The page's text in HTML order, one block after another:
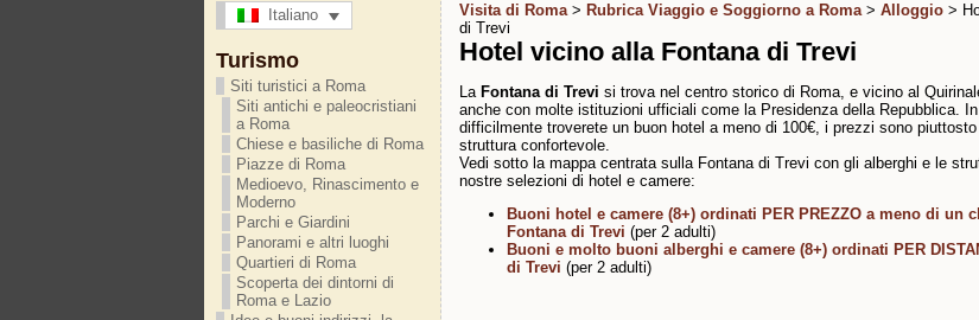
Italiano
Turismo
Siti turistici a Roma
Siti antichi e paleocristiani
a Roma
Chiese e basiliche di Roma
Piazze di Roma
Medioevo, Rinascimento e
Moderno
Parchi e Giardini
Panorami e altri luoghi
Quartieri di Roma
Scoperta dei dintorni di
Roma e Lazio
Visita di Roma> Rubrica Viaggio e Soggiorno a Roma> Alloggio >
di Trevi
Hotel vicino alla Fontana di Trevi
La Fontana di Trevi si trova nel centro storico di Roma, e vicino al
anche con molte istituzioni ufficiali come la Presidenza della Repubblica.
difficilmente troverete un buon hotel a meno di 100€, i prezzi sono
struttura confortevole.
Vedi sotto la mappa centrata sulla Fontana di Trevi con gli alberghi e le
nostre selezioni di hotel e camere:
Buoni hotel e camere (8+) ordinati PER PREZZO a meno di un
Fontana di Trevi (per 2 adulti)
Buoni e molto buoni alberghi e camere (8+) ordinati PER
di Trevi (per 2 adulti)